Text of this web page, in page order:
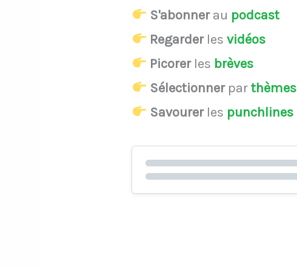
S'abonnerau podcast
Regarderlesvidéos
Picorerles brèves
Sélectionnerparthèmes
Savourerles punchlines